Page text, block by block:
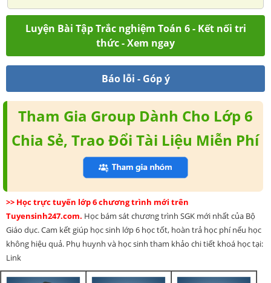
Luyện Bài Tập Trắc nghiệm Toán 6 - Kết nối tri
thức - Xem ngay
Báo lỗi - Góp ý
Tham Gia Group Dành Cho Lớp 6
Chia Sẻ, Trao Đổi Tài Liệu Miễn Phí
>> Học trực tuyến lớp 6 chương trình mới trên
Tuyensinh247.com. Học bám sát chương trình SGK mới nhất của Bộ
Giáo dục. Cam kết giúp học sinh lớp 6 học tốt, hoàn trả học phí nếu học
không hiệu quả. Phụ huynh và học sinh tham khảo chi tiết khoá học tại:
Link